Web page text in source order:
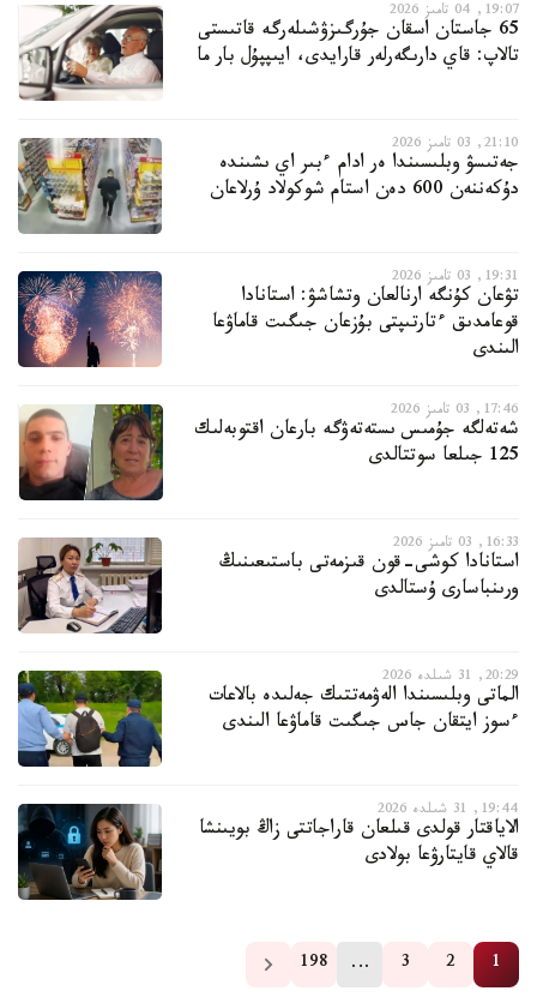
19:07, 04 تامىز 2026
65 جاستان اسقان جۇرگىزۋشىلەرگە قاتىستى
تالاپ: قاي دارىگەرلەر قارايدى، ايىپپۇل بار ما
21:10, 03 تامىز 2026
جەتىسۋ وبلىسىندا ەر ادام ءبىر اي ىشىندە
دۇكەننەن 600 دەن استام شوكولاد ۇرلاعان
19:31, 03 تامىز 2026
تۋعان كۇنگە ارنالعان وتشاشۋ: استانادا
قوعامدىق ءتارتىپتى بۇزعان جىگىت قاماۋعا
الىندى
17:46, 03 تامىز 2026
شەتەلگە جۇمىس ىستەتەۋگە بارعان اقتوبەلىك
125 جىلعا سوتتالدى
16:33, 03 تامىز 2026
استانادا كوشى-قون قىزمەتى باستىعىنىڭ
ورىنباسارى ۇستالدى
20:29, 31 شىلدە 2026
الماتى وبلىسىندا الەۋمەتتىك جەلىدە بالاعات
ءسوز ايتقان جاس جىگىت قاماۋعا الىندى
19:44, 31 شىلدە 2026
الاياقتار قولدى قىلعان قاراجاتتى زاڭ بويىنشا
قالاي قايتارۋعا بولادى
1
2
3
…
198